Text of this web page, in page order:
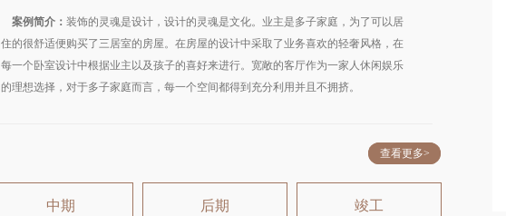
案例简介： 装饰的灵魂是设计，设计的灵魂是文化。业主是多子家庭，为了可以居
住的很舒适便购买了三居室的房屋。在房屋的设计中采取了业务喜欢的轻奢风格，在
每一个卧室设计中根据业主以及孩子的喜好来进行。宽敞的客厅作为一家人休闲娱乐
的理想选择，对于多子家庭而言，每一个空间都得到充分利用并且不拥挤。
查看更多>
中期 后期 竣工